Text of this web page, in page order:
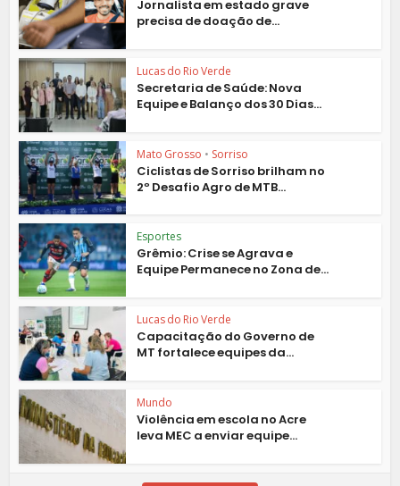
Jornalista em estado grave
precisa de doação de...
Lucas do Rio Verde
Secretaria de Saúde: Nova
Equipe e Balanço dos 30 Dias...
Mato Grosso • Sorriso
Ciclistas de Sorriso brilham no
2º Desafio Agro de MTB...
Esportes
Grêmio: Crise se Agrava e
Equipe Permanece no Zona de...
Lucas do Rio Verde
Capacitação do Governo de
MT fortalece equipes da...
Mundo
Violência em escola no Acre
leva MEC a enviar equipe...